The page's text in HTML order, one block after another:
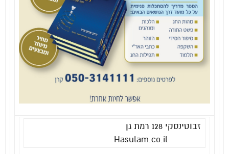
זבוטינסקי 128 רמת גן